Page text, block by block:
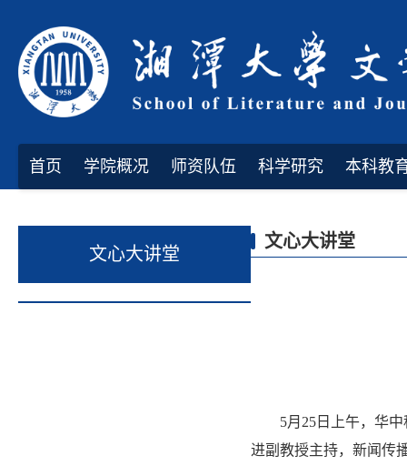
首页 学院概况 师资队伍 科学研究 本科教
文心大讲堂
文心大讲堂
5月 25 日上午，华
进副教授主持，新闻传